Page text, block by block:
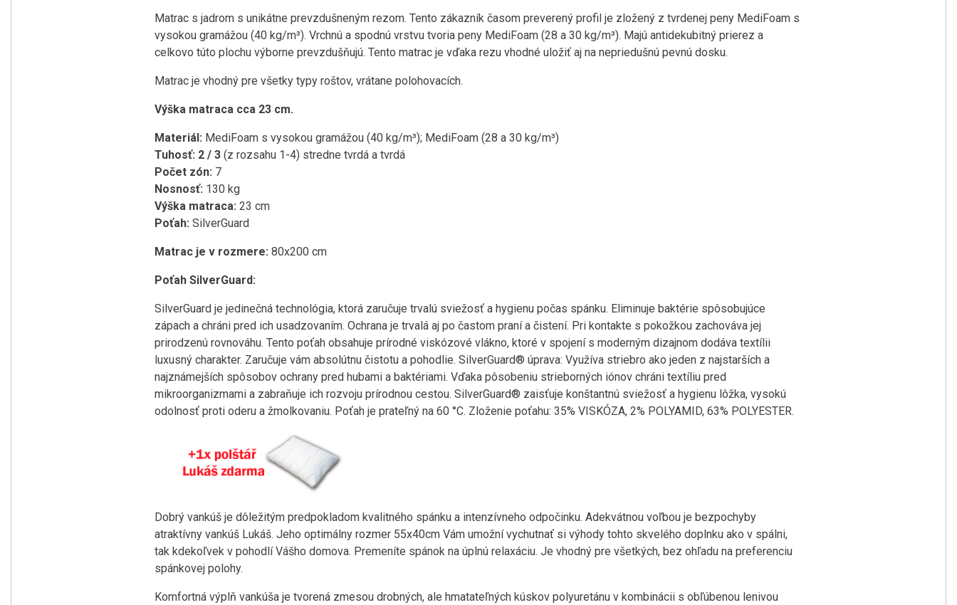
Matrac s jadrom s unikátne prevzdušneným rezom. Tento zákazník časom preverený profil je zložený z tvrdenej peny MediFoam s
vysokou gramážou (40 kg/m³). Vrchnú a spodnú vrstvu tvoria peny MediFoam (28 a 30 kg/m³). Majú antidekubitný prierez a
celkovo túto plochu výborne prevzdušňujú. Tento matrac je vďaka rezu vhodné uložiť aj na nepriedušnú pevnú dosku.
Matrac je vhodný pre všetky typy roštov, vrátane polohovacích.
Výška matraca cca 23 cm.
Materiál: MediFoam s vysokou gramážou (40 kg/m³); MediFoam (28 a 30 kg/m³)
Tuhosť: 2 / 3 (z rozsahu 1-4) stredne tvrdá a tvrdá
Počet zón: 7
Nosnosť: 130 kg
Výška matraca: 23 cm
Poťah: SilverGuard
Matrac je v rozmere: 80x200 cm
Poťah SilverGuard:
SilverGuard je jedinečná technológia, ktorá zaručuje trvalú sviežosť a hygienu počas spánku. Eliminuje baktérie spôsobujúce
zápach a chráni pred ich usadzovaním. Ochrana je trvalá aj po častom praní a čistení. Pri kontakte s pokožkou zachováva jej
prirodzenú rovnováhu. Tento poťah obsahuje prírodné viskózové vlákno, ktoré v spojení s moderným dizajnom dodáva textílii
luxusný charakter. Zaručuje vám absolútnu čistotu a pohodlie. SilverGuard® úprava: Využíva striebro ako jeden z najstarších a
najznámejších spôsobov ochrany pred hubami a baktériami. Vďaka pôsobeniu strieborných iónov chráni textíliu pred
mikroorganizmami a zabraňuje ich rozvoju prírodnou cestou. SilverGuard® zaisťuje konštantnú sviežosť a hygienu lôžka, vysokú
odolnosť proti oderu a žmolkovaniu. Poťah je prateľný na 60 °C. Zloženie poťahu: 35% VISKÓZA, 2% POLYAMID, 63% POLYESTER.
Dobrý vankúš je dôležitým predpokladom kvalitného spánku a intenzívneho odpočinku. Adekvátnou voľbou je bezpochyby
atraktívny vankúš Lukáš. Jeho optimálny rozmer 55x40cm Vám umožní vychutnať si výhody tohto skvelého doplnku ako v spálni,
tak kdekoľvek v pohodlí Vášho domova. Premeníte spánok na úplnú relaxáciu. Je vhodný pre všetkých, bez ohľadu na preferenciu
spánkovej polohy.
Komfortná výplň vankúša je tvorená zmesou drobných, ale hmatateľných kúskov polyuretánu v kombinácii s obľúbenou lenivou